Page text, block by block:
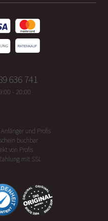
636 741
- 20:00
und Profis
buchbar
von Profis
mit SSL